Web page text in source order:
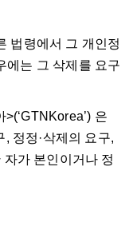
법령에서 그 개인정
에는 그 삭제를 요구
은
정정·삭제의 요구,
가 본인이거나 정